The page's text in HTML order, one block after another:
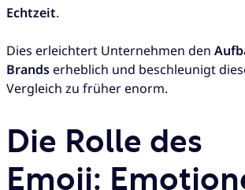
Echtzeit.
Dies erleichtert Unternehmen den
Brandserheblich und beschleunigt
Vergleich zu früher enorm.
Die Rolle des
Emoji: